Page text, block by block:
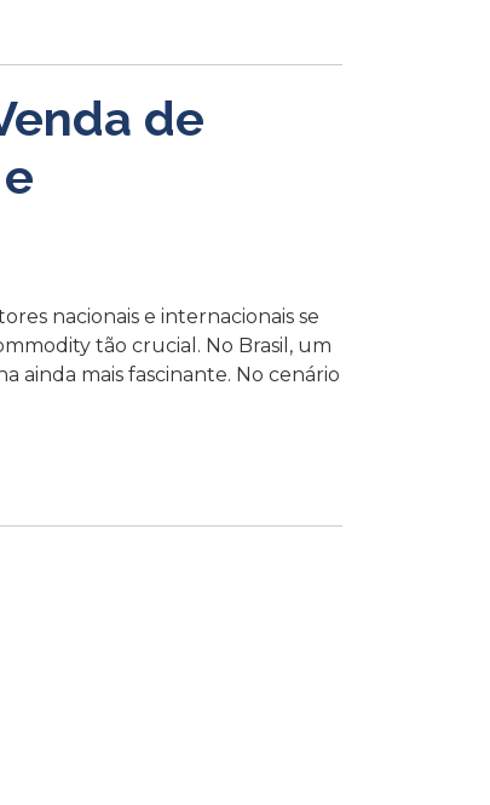
de
nacionais e internacionais se
tão crucial. No Brasil, um
ainda mais fascinante. No cenário